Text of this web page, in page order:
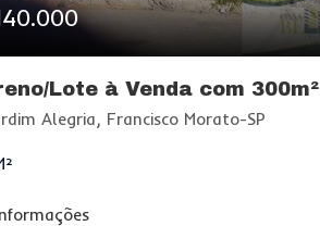
Lote à Venda com 300m²
Alegria, Francisco Morato-SP